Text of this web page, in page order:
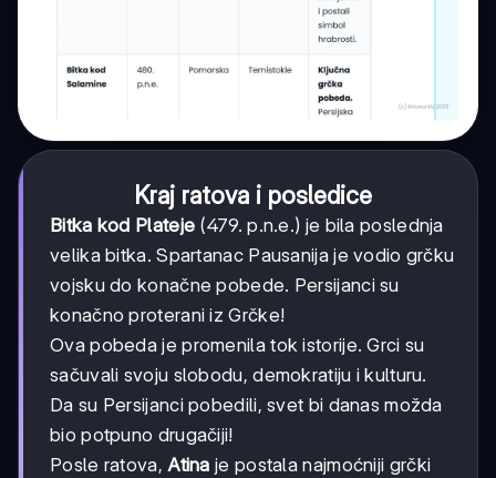
Kraj ratova i posledice
Bitka kod Plateje (479. p.n.e.) je bila poslednja
velika bitka. Spartanac Pausanija je vodio grčku
vojsku do konačne pobede. Persijanci su
konačno proterani iz Grčke!
Ova pobeda je promenila tok istorije. Grci su
sačuvali svoju slobodu, demokratiju i kulturu.
Da su Persijanci pobedili, svet bi danas možda
bio potpuno drugačiji!
Posle ratova,Atina je postala najmoćniji grčki